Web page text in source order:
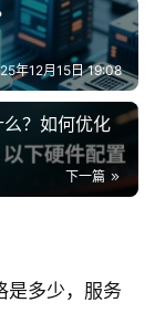
年12月15日 19:08
？如何优化
下一篇
是多少，服务